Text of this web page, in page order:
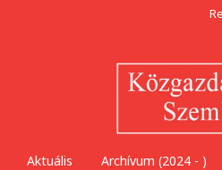
Aktuális Archívum (2024 - )